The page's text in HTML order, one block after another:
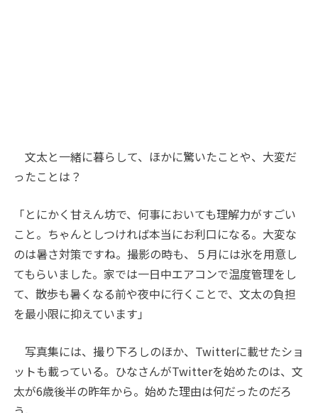
文太と一緒に暮らして、ほかに驚いたことや、大変だ
ったことは？
「とにかく甘えん坊で、何事においても理解力がすごい
こと。ちゃんとしつければ本当にお利口になる。大変な
のは暑さ対策ですね。撮影の時も、５月には氷を用意し
てもらいました。家では一日中エアコンで温度管理をし
て、散歩も暑くなる前や夜中に行くことで、文太の負担
を最小限に抑えています」
写真集には、撮り下ろしのほか、Twitterに載せたショ
ットも載っている。ひなさんがTwitterを始めたのは、文
太が6歳後半の昨年から。始めた理由は何だったのだろ